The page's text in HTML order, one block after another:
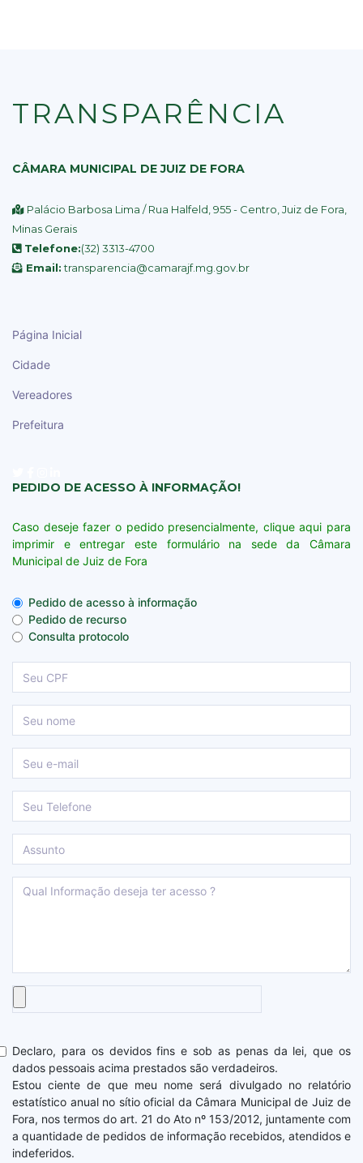
TRANSPARÊNCIA
CÂMARA MUNICIPAL DE JUIZ DE FORA
Palácio Barbosa Lima / Rua Halfeld, 955 - Centro, Juiz de Fora,
Minas Gerais
Telefone:(32) 3313-4700
Email:transparencia@camarajf.mg.gov.br
Página Inicial
Cidade
Vereadores
Prefeitura
PEDIDO DE ACESSO À INFORMAÇÃO!
Caso deseje fazer o pedido presencialmente, clique aqui para
imprimir e entregar este formulário na sede da Câmara
Municipal de Juiz de Fora
Pedido de acesso à informação
Pedido de recurso
Consulta protocolo
Declaro, para os devidos fins e sob as penas da lei, que os
dados pessoais acima prestados são verdadeiros.
Estou ciente de que meu nome será divulgado no relatório
estatístico anual no sítio oficial da Câmara Municipal de Juiz de
Fora, nos termos do art. 21 do Ato nº 153/2012, juntamente com
a quantidade de pedidos de informação recebidos, atendidos e
indeferidos.